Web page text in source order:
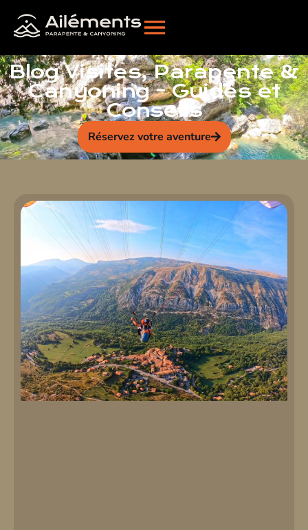
Blog Visites, Parapente &
Canyoning - Guides et
Conseils
Réservez votre aventure